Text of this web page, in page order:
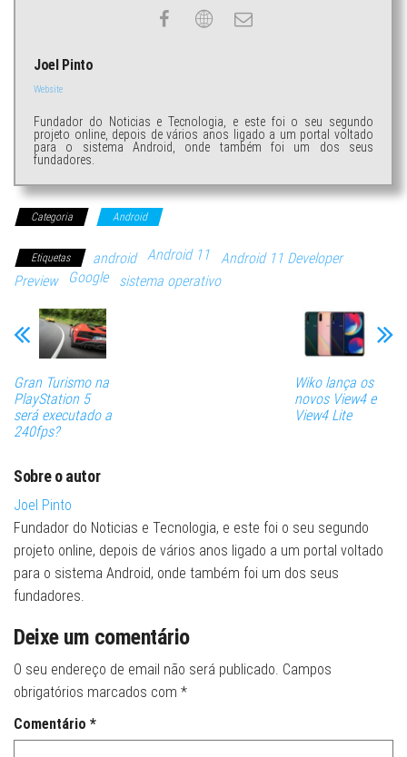
Joel Pinto
Website
Fundador do Noticias e Tecnologia, e este foi o seu segundo
projeto online, depois de vários anos ligado a um portal voltado
para o sistema Android, onde também foi um dos seus
fundadores.
Categoria Android
Etiquetas android Android 11
Android 11 Developer
Preview
Google sistema operativo
Gran Turismo na
PlayStation 5
será executado a
240fps?
Wiko lança os
novos View4 e
View4 Lite
Sobre o autor
Joel Pinto
Fundador do Noticias e Tecnologia, e este foi o seu segundo
projeto online, depois de vários anos ligado a um portal voltado
para o sistema Android, onde também foi um dos seus
fundadores.
Deixe um comentário
O seu endereço de email não será publicado. Campos
obrigatórios marcados com *
Comentário *